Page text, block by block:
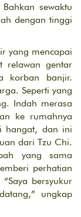
sewaktu
dengan tinggi
yang mencapai
relawan gentar
korban banjir.
Seperti yang
Indah merasa
ke rumahnya
hangat, dan ini
dari Tzu Chi.
yang sama
perhatian
bersyukur
ungkap